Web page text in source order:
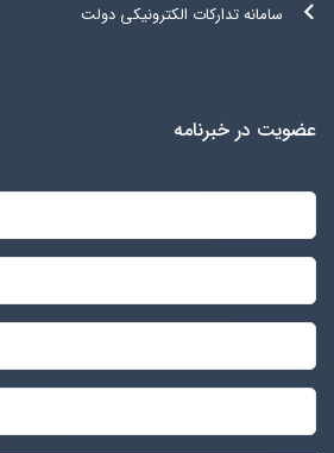
سامانه تدارکات الکترونیکی دولت
عضویت در خبرنامه